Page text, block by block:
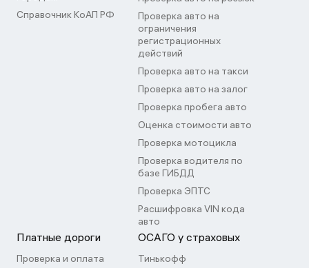
Справочник КоАП РФ
Проверка авто на
ограничения
регистрационных
действий
Проверка авто на такси
Проверка авто на залог
Проверка пробега авто
Оценка стоимости авто
Проверка мотоцикла
Проверка водителя по
базе ГИБДД
Проверка ЭПТС
Расшифровка VIN кода
авто
Платные дороги
Проверка и оплата
ОСАГО у страховых
Тинькофф